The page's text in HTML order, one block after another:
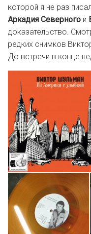
которой я не раз
Аркадия Северного и
доказательство.
редких снимков
До встречи в конце